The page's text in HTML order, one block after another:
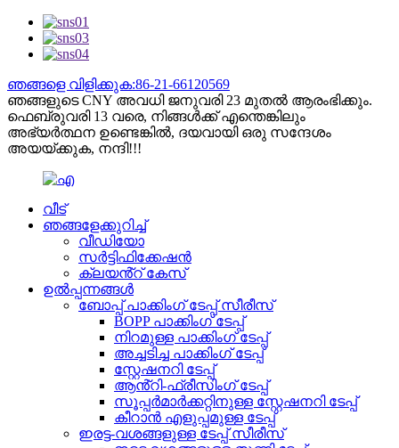
ഞങ്ങളെ വിളിക്കുക:86-21-66120569
ഞങ്ങളുടെ CNY അവധി ജനുവരി 23 മുതൽ ആരംഭിക്കും.
ഫെബ്രുവരി 13 വരെ, നിങ്ങൾക്ക് എന്തെങ്കിലും
അഭ്യർത്ഥന ഉണ്ടെങ്കിൽ, ദയവായി ഒരു സന്ദേശം
അയയ്ക്കുക, നന്ദി!!!
വീട്
ഞങ്ങളേക്കുറിച്ച്
വീഡിയോ
സർട്ടിഫിക്കേഷൻ
ക്ലയൻ്റ് കേസ്
ഉൽപ്പന്നങ്ങൾ
ബോപ്പ് പാക്കിംഗ് ടേപ്പ് സീരീസ്
BOPP പാക്കിംഗ് ടേപ്പ്
നിറമുള്ള പാക്കിംഗ് ടേപ്പ്
അച്ചടിച്ച പാക്കിംഗ് ടേപ്പ്
സ്റ്റേഷനറി ടേപ്പ്
ആൻ്റി-ഫ്രീസിംഗ് ടേപ്പ്
സൂപ്പർമാർക്കറ്റിനുള്ള സ്റ്റേഷനറി ടേപ്പ്
കീറാൻ എളുപ്പമുള്ള ടേപ്പ്
ഇരട്ട-വശങ്ങളുള്ള ടേപ്പ് സീരീസ്